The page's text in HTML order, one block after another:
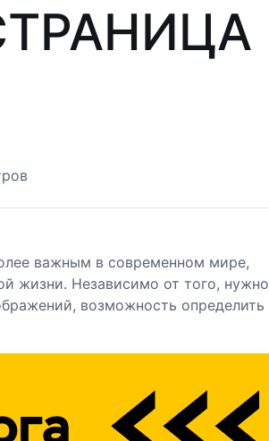
важным в современном мире,
жизни. Независимо от того, нужно
возможность определить